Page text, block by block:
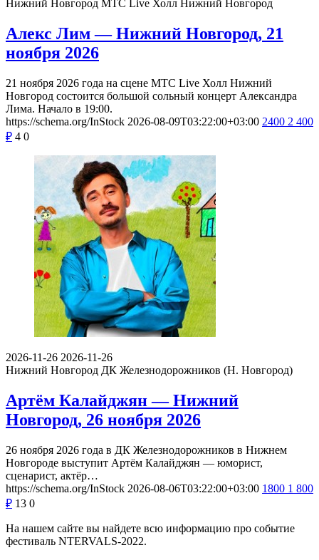
Нижний Новгород МТС Live Холл Нижний Новгород
Алекс Лим — Нижний Новгород, 21
ноября 2026
21 ноября 2026 года на сцене МТС Live Холл Нижний
Новгород состоится большой сольный концерт Александра
Лима. Начало в 19:00.
https://schema.org/InStock 2026-08-09T03:22:00+03:00 2400 2 400
₽ 4 0
2026-11-26 2026-11-26
Нижний Новгород ДК Железнодорожников (Н. Новгород)
Артём Калайджян — Нижний
Новгород, 26 ноября 2026
26 ноября 2026 года в ДК Железнодорожников в Нижнем
Новгороде выступит Артём Калайджян — юморист,
сценарист, актёр…
https://schema.org/InStock 2026-08-06T03:22:00+03:00 1800 1 800
₽ 13 0
На нашем сайте вы найдете всю информацию про событие
фестиваль NTERVALS-2022.